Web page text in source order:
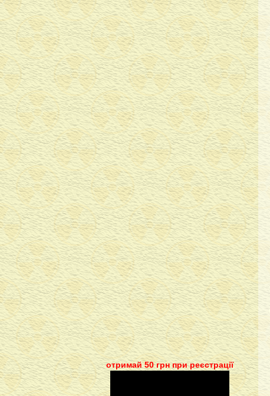
отримай 50 грн при реєстрації